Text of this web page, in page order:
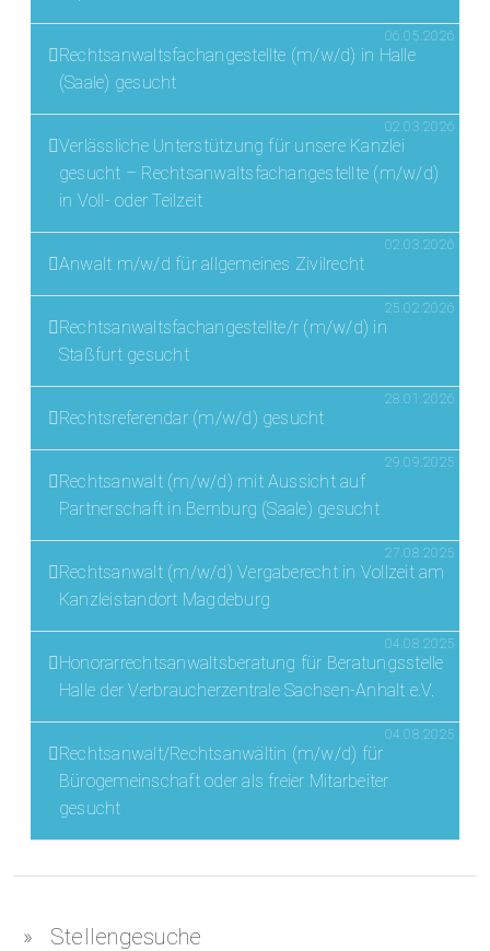
06.05.2026
Rechtsanwaltsfachangestellte (m/w/d) in Halle
(Saale) gesucht
02.03.2026
Verlässliche Unterstützung für unsere Kanzlei
gesucht – Rechtsanwaltsfachangestellte (m/w/d)
in Voll- oder Teilzeit
02.03.2026
Anwalt m/w/d für allgemeines Zivilrecht
25.02.2026
Rechtsanwaltsfachangestellte/r (m/w/d) in
Staßfurt gesucht
28.01.2026
Rechtsreferendar (m/w/d) gesucht
29.09.2025
Rechtsanwalt (m/w/d) mit Aussicht auf
Partnerschaft in Bernburg (Saale) gesucht
27.08.2025
Rechtsanwalt (m/w/d) Vergaberecht in Vollzeit am
Kanzleistandort Magdeburg
04.08.2025
Honorarrechtsanwaltsberatung für Beratungsstelle
Halle der Verbraucherzentrale Sachsen-Anhalt e.V.
04.08.2025
Rechtsanwalt/Rechtsanwältin (m/w/d) für
Bürogemeinschaft oder als freier Mitarbeiter
gesucht
Stellengesuche